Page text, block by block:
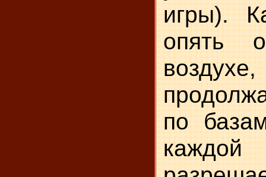
игры).
опять
по